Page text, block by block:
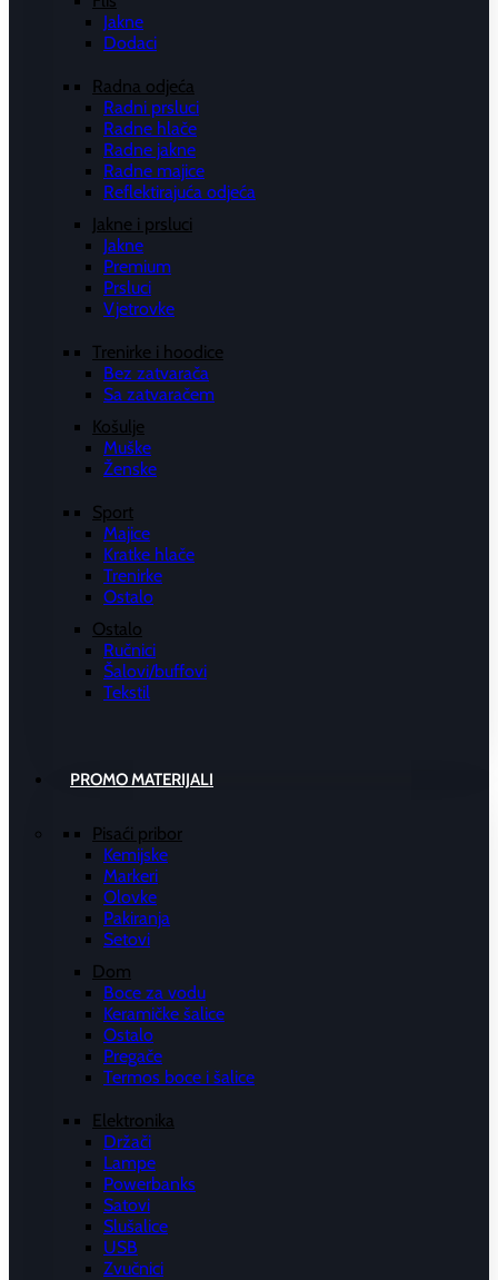
Jakne
Dodaci
Radna odjeća
Radni prsluci
Radne hlače
Radne jakne
Radne majice
Reflektirajuća odjeća
Jakne i prsluci
Jakne
Premium
Prsluci
Vjetrovke
Trenirke i hoodice
Bez zatvarača
Sa zatvaračem
Košulje
Muške
Ženske
Sport
Majice
Kratke hlače
Trenirke
Ostalo
Ostalo
Ručnici
Šalovi/buffovi
Tekstil
PROMO MATERIJALI
Pisaći pribor
Kemijske
Markeri
Olovke
Pakiranja
Setovi
Dom
Boce za vodu
Keramičke šalice
Ostalo
Pregače
Termos boce i šalice
Elektronika
Držači
Lampe
Powerbanks
Satovi
Slušalice
USB
Zvučnici